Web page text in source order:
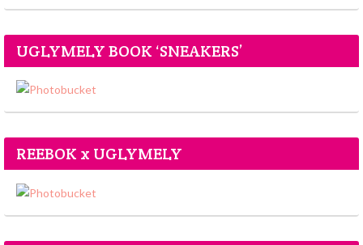
UGLYMELY BOOK ‘SNEAKERS’
REEBOK x UGLYMELY